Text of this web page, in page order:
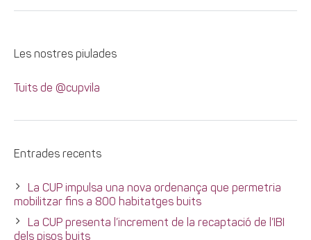
Les nostres piulades
Tuits de @cupvila
Entrades recents
La CUP impulsa una nova ordenança que permetria
mobilitzar fins a 800 habitatges buits
La CUP presenta l’increment de la recaptació de l’IBI
dels pisos buits